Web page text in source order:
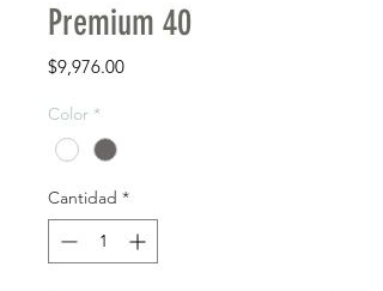
Premium 40
$9,976.00Precio
Color *
Cantidad *